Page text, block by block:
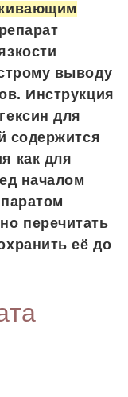
выводу
Инструкция
для
содержится
как для
началом
перечитать
её до